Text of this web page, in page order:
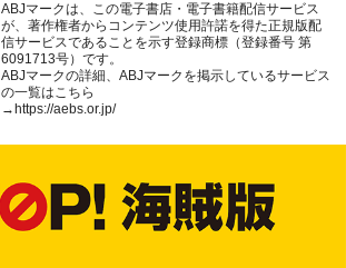
ABJマークは、この電子書店・電子書籍配信サービス
が、著作権者からコンテンツ使用許諾を得た正規版配
信サービスであることを示す登録商標（登録番号 第
6091713号）です。
ABJマークの詳細、ABJマークを掲示しているサービス
の一覧はこちら
→ https://aebs.or.jp/